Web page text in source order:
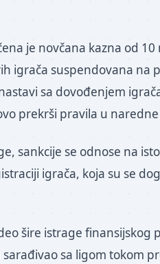
je novčana kazna od
igrača suspendovana na
sa dovođenjem
prekrši pravila u
sankcije se odnose na
igrača, koja su se
šire istrage finansijskog
sa ligom tokom